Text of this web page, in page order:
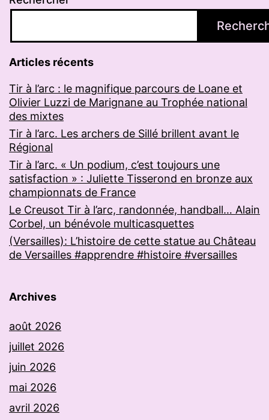
Articles récents
Tir à l’arc : le magnifique parcours de Loane et
Olivier Luzzi de Marignane au Trophée national
des mixtes
Tir à l’arc. Les archers de Sillé brillent avant le
Régional
Tir à l’arc. « Un podium, c’est toujours une
satisfaction » : Juliette Tisserond en bronze aux
championnats de France
Le Creusot Tir à l’arc, randonnée, handball… Alain
Corbel, un bénévole multicasquettes
(Versailles): L’histoire de cette statue au Château
de Versailles #apprendre #histoire #versailles
Archives
août 2026
juillet 2026
juin 2026
mai 2026
avril 2026